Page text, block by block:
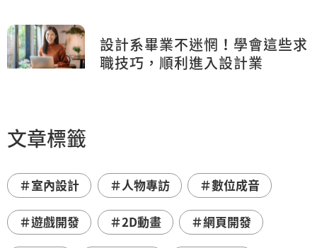
設計系畢業不迷惘！學會這些求
職技巧，順利進入設計業
文章標籤
＃室內設計 ＃人物專訪 ＃數位成音
＃遊戲開發 ＃2D動畫 ＃網頁開發